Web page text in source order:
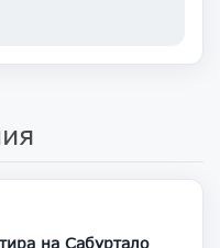
272 000
4 комнатная Квартира на Сабуртало